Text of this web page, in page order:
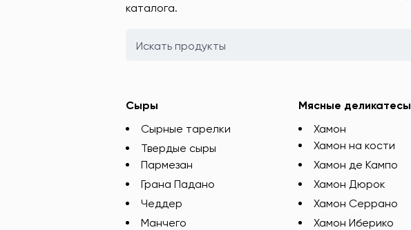
каталога.
Сыры
Сырные тарелки
Твердые сыры
Пармезан
Грана Падано
Чеддер
Манчего
Мясные деликатесы
Хамон
Хамон на кости
Хамон де Кампо
Хамон Дюрок
Хамон Серрано
Хамон Иберико